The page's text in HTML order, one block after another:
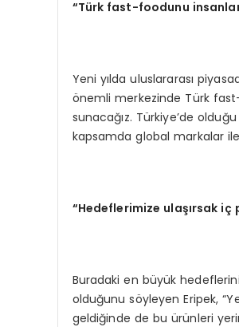
“Türk fast-foodunu
Yeni yılda uluslararası
önemli merkezinde Türk
sunacağız. Türkiye’de
kapsamda global markalar
“Hedeflerimize ulaşırsak
Buradaki en büyük
olduğunu söyleyen Eripek,
geldiğinde de bu ürünleri